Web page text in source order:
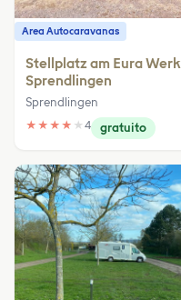
Area Autocaravanas
Stellplatz am Eura Werk
Sprendlingen
Sprendlingen
★ ★ ★ ★ ★ 4 gratuito